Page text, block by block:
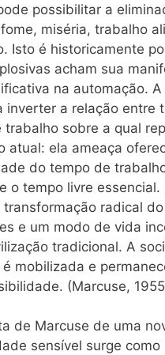
possibilitar a
miséria, trabalho
Isto é historicamente
acham sua
na automação.
inverter a relação entre
trabalho sobre a qual
atual: ela ameaça
do tempo de
o tempo livre
transformação radical
e um modo de vida
tradicional. A
mobilizada e
(Marcuse,
de Marcuse de uma
sensível surge como